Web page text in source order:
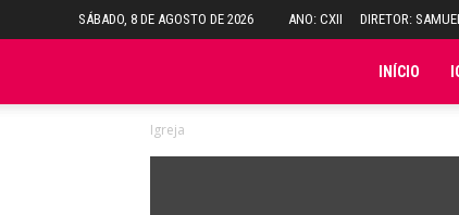
SÁBADO, 8 DE AGOSTO DE 2026 ANO: CXII DIRETOR:
INÍCIO
Igreja